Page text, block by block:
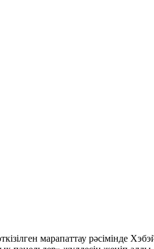
марапаттау рәсімінде